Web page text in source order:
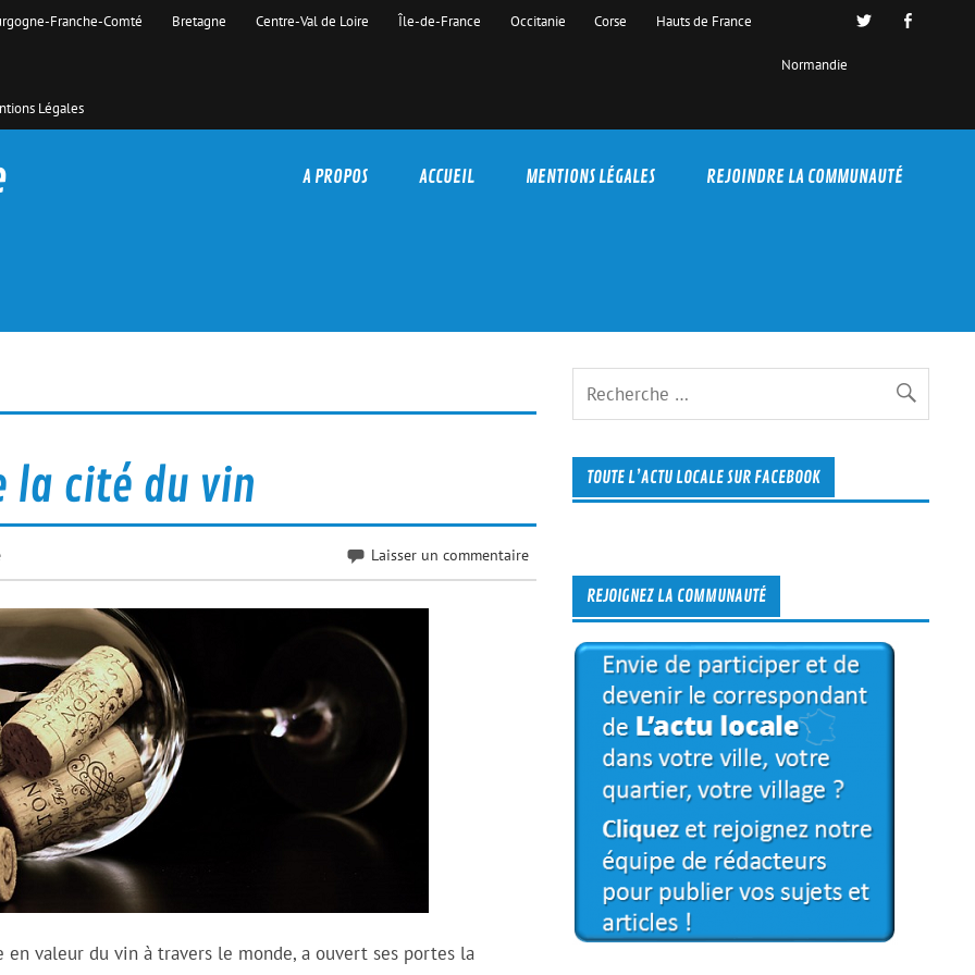
Franche-Comté Bretagne Centre-Val de Loire Île-de-France Occitanie Corse Hauts de France
Normandie
Légales
A PROPOS ACCUEIL MENTIONS LÉGALES REJOINDRE LA COMMUNAUTÉ
la cité du vin
Laisser un commentaire
valeur du vin à travers le monde, a ouvert ses portes la
TOUTE L’ACTU LOCALE SUR FACEBOOK
REJOIGNEZ LA COMMUNAUTÉ